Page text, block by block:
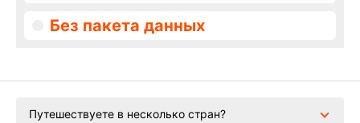
Без пакета данных
Путешествуете в несколько стран?